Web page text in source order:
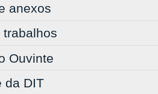
anexos
trabalhos
Ouvinte
da DIT